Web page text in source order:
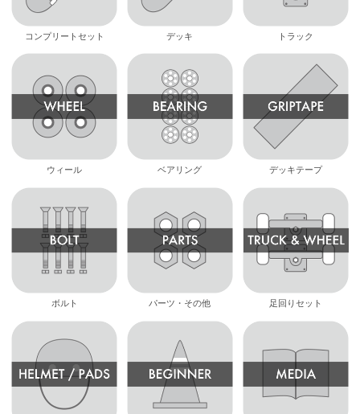
コンプリートセット デッキ トラック
ウィール ベアリング デッキテープ
ボルト パーツ・その他 足回りセット